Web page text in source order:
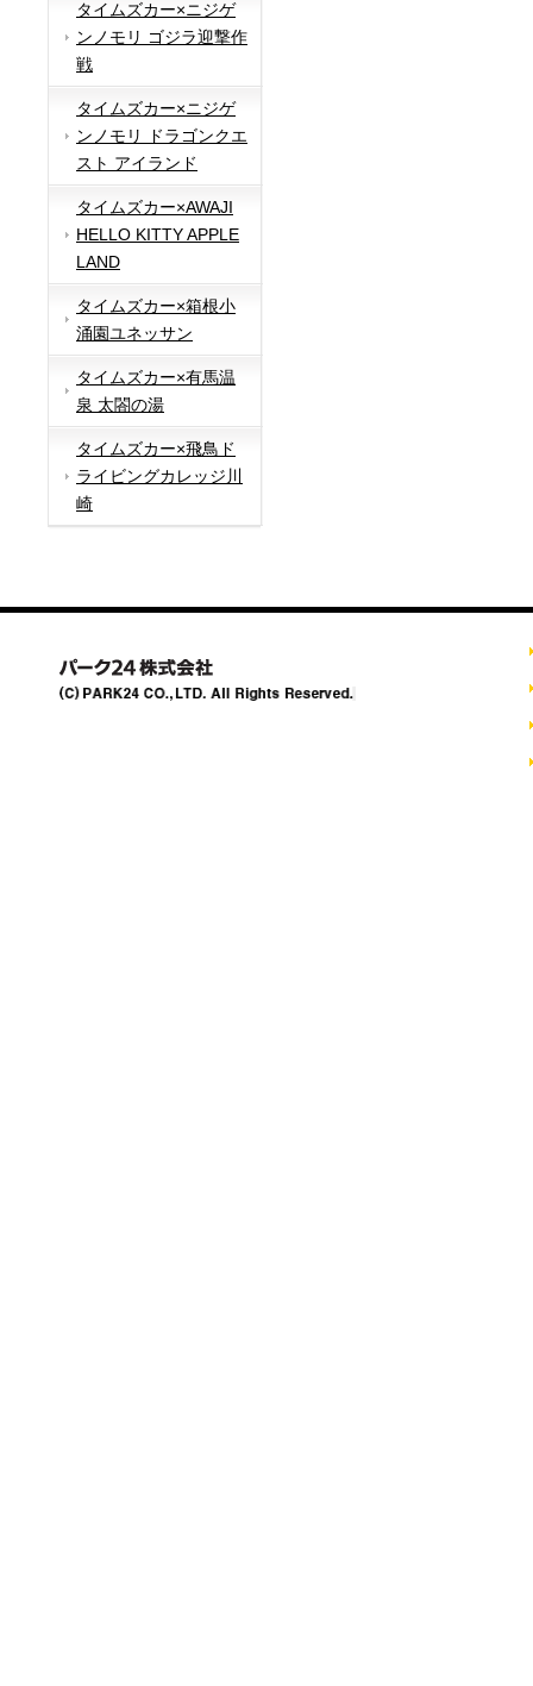
タイムズカー×ニジゲ
ンノモリ ゴジラ迎撃作
戦
タイムズカー×ニジゲ
ンノモリ ドラゴンクエ
スト アイランド
タイムズカー×AWAJI
HELLO KITTY APPLE
LAND
タイムズカー×箱根小
涌園ユネッサン
タイムズカー×有馬温
泉 太閤の湯
タイムズカー×飛鳥ド
ライビングカレッジ川
崎